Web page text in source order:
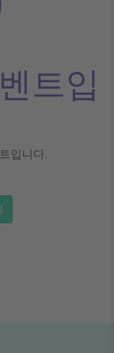
트입
입니다.